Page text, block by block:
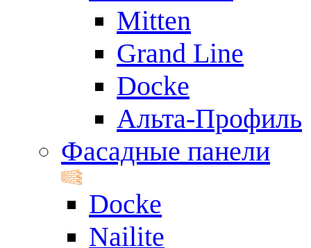
Mitten
Grand Line
Docke
Альта-Профиль
Фасадные панели
Docke
Nailite